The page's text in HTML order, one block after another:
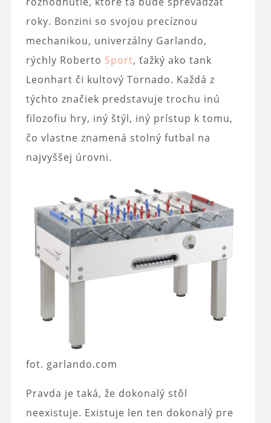
roky. Bonzini so svojou precíznou
mechanikou, univerzálny Garlando,
rýchly Roberto Sport, ťažký ako tank
Leonhart či kultový Tornado. Každá z
týchto značiek predstavuje trochu inú
filozofiu hry, iný štýl, iný prístup k tomu,
čo vlastne znamená stolný futbal na
najvyššej úrovni.
fot. garlando.com
Pravda je taká, že dokonalý stôl
neexistuje. Existuje len ten dokonalý pre